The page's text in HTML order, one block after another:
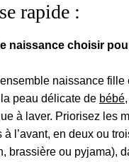
rapide :
naissance choisir
naissance fille
peau délicate de bébé
à laver. Priorisez les
l’avant, en deux ou
brassière ou pyjama),